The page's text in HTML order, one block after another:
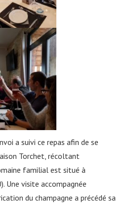
a suivi ce repas afin de se
Torchet, récoltant
familial est situé à
Une visite accompagnée
du champagne a précédé sa